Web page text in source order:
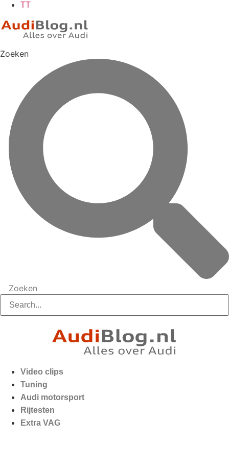
TT
Zoeken
Zoeken
Video clips
Tuning
Audi motorsport
Rijtesten
Extra VAG